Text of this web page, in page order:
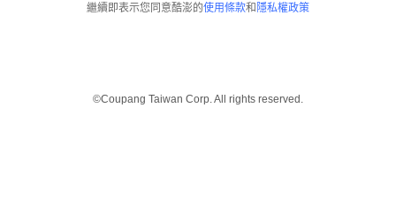
繼續即表示您同意酷澎的使用條款和 隱私權政策
©Coupang Taiwan Corp. All rights reserved.